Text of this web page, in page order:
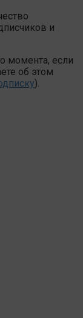
и
момента, если
об этом
).